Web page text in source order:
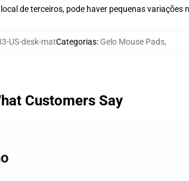
de terceiros, pode haver pequenas variações
US-desk-matCategorias: Gelo Mouse Pads,
Customers Say